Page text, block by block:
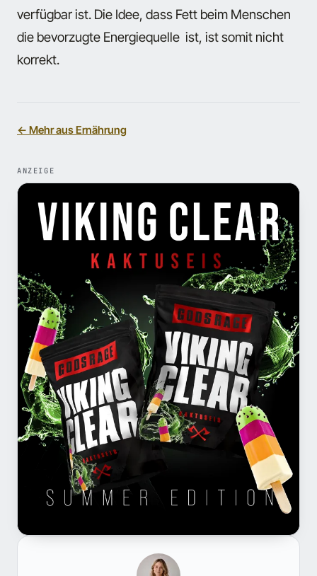
verfügbar ist. Die Idee, dass Fett beim Menschen
die bevorzugte Energiequelle ist, ist somit nicht
korrekt.
← Mehr aus Ernährung
ANZEIGE